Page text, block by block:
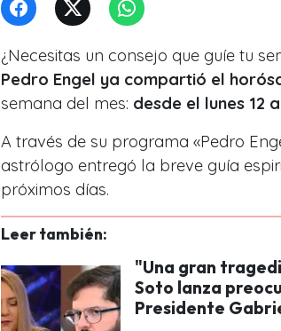
¿Necesitas un consejo que guíe tu
Pedro Engel ya compartió el
semana del mes: desde el lunes 12
A través de su programa «Pedro
astrólogo entregó la breve guía
próximos días.
Leer también:
"Una gran
Soto lanza
Presidente